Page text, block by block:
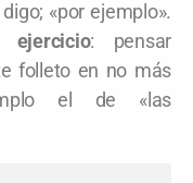
«por ejemplo».
: pensar
folleto en no más
el de «las